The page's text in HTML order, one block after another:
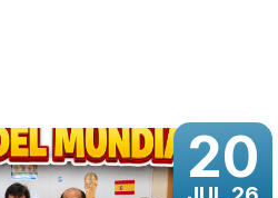
20